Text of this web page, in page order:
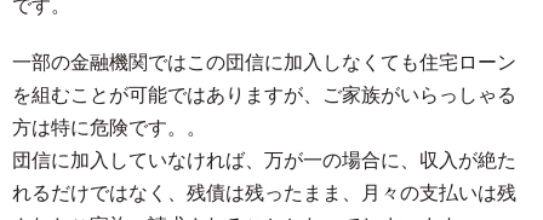
です。
一部の金融機関ではこの団信に加入しなくても住宅ローン
を組むことが可能ではありますが、ご家族がいらっしゃる
方は特に危険です。。
団信に加入していなければ、万が一の場合に、収入が絶た
れるだけではなく、残債は残ったまま、月々の支払いは残